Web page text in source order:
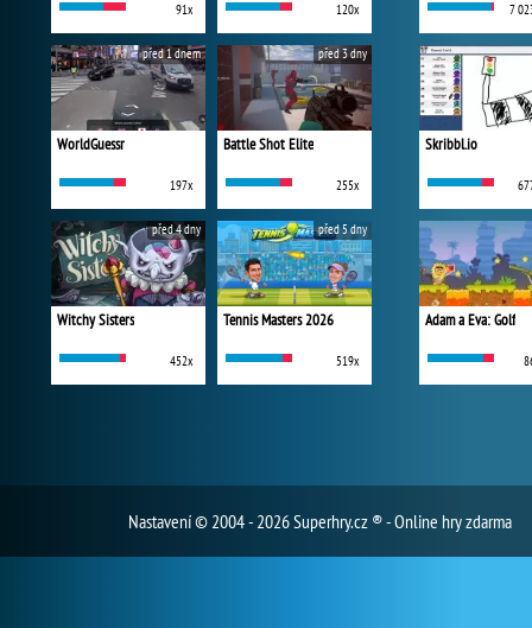
91x 120x
WorldGuessr
197x
před 1 dnem
Battle Shot Elite
255x
před 3 dny
Witchy Sisters
452x
před 4 dny
Tennis Masters 2026
519x
před 5 dny
7
Skribbl.io
Adam a Eva: Golf
Nastavení© 2004 - 2026 Superhry.cz ® - Online hry zdarma